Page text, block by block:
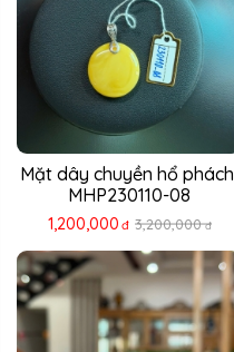
Mặt dây chuyền hổ phách
MHP230110-08
1,200,000 đ 3,200,000 đ